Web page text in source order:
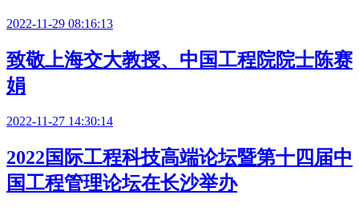
2022-11-29 08:16:13
致敬上海交大教授、中国工程院院士陈赛
娟
2022-11-27 14:30:14
2022国际工程科技高端论坛暨第十四届中
国工程管理论坛在长沙举办